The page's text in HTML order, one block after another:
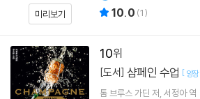
미리보기 10.0 (1)
10
[도서] 샴페인 수업 [ 양장
톰 브루스 가딘 저 서정아역